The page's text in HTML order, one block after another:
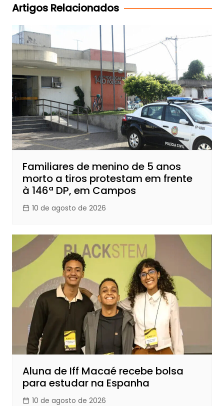
Artigos Relacionados
Familiares de menino de 5 anos
morto a tiros protestam em frente
à 146ª DP, em Campos
10 de agosto de 2026
Aluna de Iff Macaé recebe bolsa
para estudar na Espanha
10 de agosto de 2026